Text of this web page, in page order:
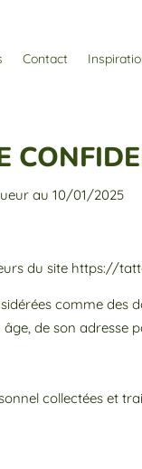
Contact
au 10/01/2025
du site https://
comme
de son
collectées et